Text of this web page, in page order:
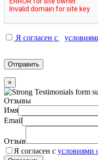
Я согласен с
×
Отзывы
Имя
Email
Отзыв
Я согласен с условиями